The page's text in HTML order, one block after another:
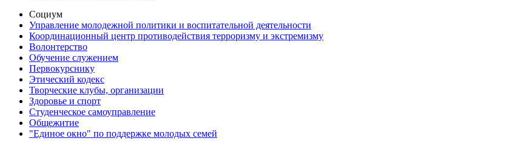
Социум
Управление молодежной политики и воспитательной деятельности
Координационный центр противодействия терроризму и экстремизму
Волонтерство
Обучение служением
Первокурснику
Этический кодекс
Творческие клубы, организации
Здоровье и спорт
Студенческое самоуправление
Общежитие
"Единое окно" по поддержке молодых семей